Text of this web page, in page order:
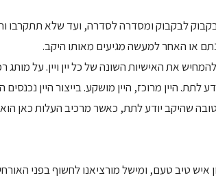
לבקבוק ומסדרה לסדרה, ועד שלא תתקרבו
או האחר למעשה מגיעים מאותו היקב.
את האישיות השונה של כל יין ויין. על
לתת. היין מרוכז, היין מושקע. בייצור היין
שהיקב יודע לתת, כאשר מרכיב העלות כאן הוא
טיב טעם, ומישל מורציאנו לחשוף בפני